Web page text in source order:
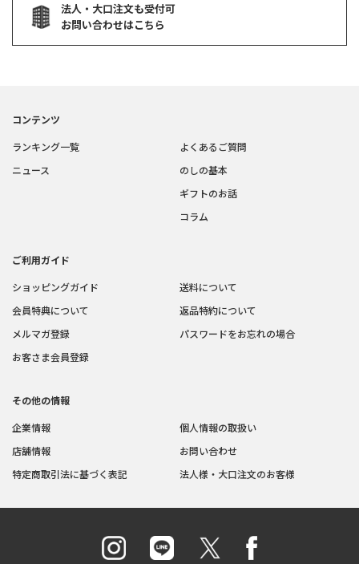
法人・大口注文も受付可
お問い合わせはこちら
コンテンツ
ランキング一覧
ニュース
よくあるご質問
のしの基本
ギフトのお話
コラム
ご利用ガイド
ショッピングガイド
会員特典について
メルマガ登録
お客さま会員登録
送料について
返品特約について
パスワードをお忘れの場合
その他の情報
企業情報
店舗情報
特定商取引法に基づく表記
個人情報の取扱い
お問い合わせ
法人様・大口注文のお客様